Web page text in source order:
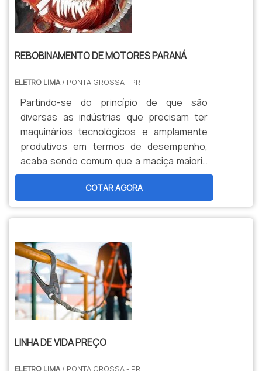
REBOBINAMENTO DE MOTORES PARANÁ
ELETRO LIMA/ PONTA GROSSA - PR
Partindo-se do princípio de que são
diversas as indústrias que precisam ter
maquinários tecnológicos e amplamente
produtivos em termos de desempenho,
acaba sendo comum que a maciça maioria
delas demande o uso de motores elétricos.
Aliás, é justamente neste situação que
surge a – alta – seriedade do método de
rebobinamento de motores.O SERVIÇO
MOTORESNo que consiste o procedimento
de rebobinamento de motores P...
COTAR AGORA
LINHA DE VIDA PREÇO
ELETRO LIMA / PONTA GROSSA - PR